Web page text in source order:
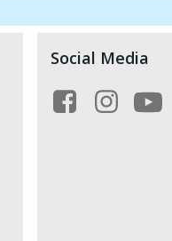
Social Media